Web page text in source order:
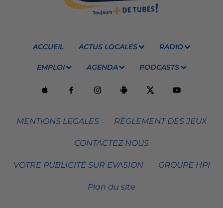
ACCUEIL ACTUS LOCALES RADIO
EMPLOI AGENDA PODCASTS
MENTIONS LEGALES RÈGLEMENT DES JEUX
CONTACTEZ NOUS
VOTRE PUBLICITÉ SUR EVASION GROUPE HPI
Plan du site